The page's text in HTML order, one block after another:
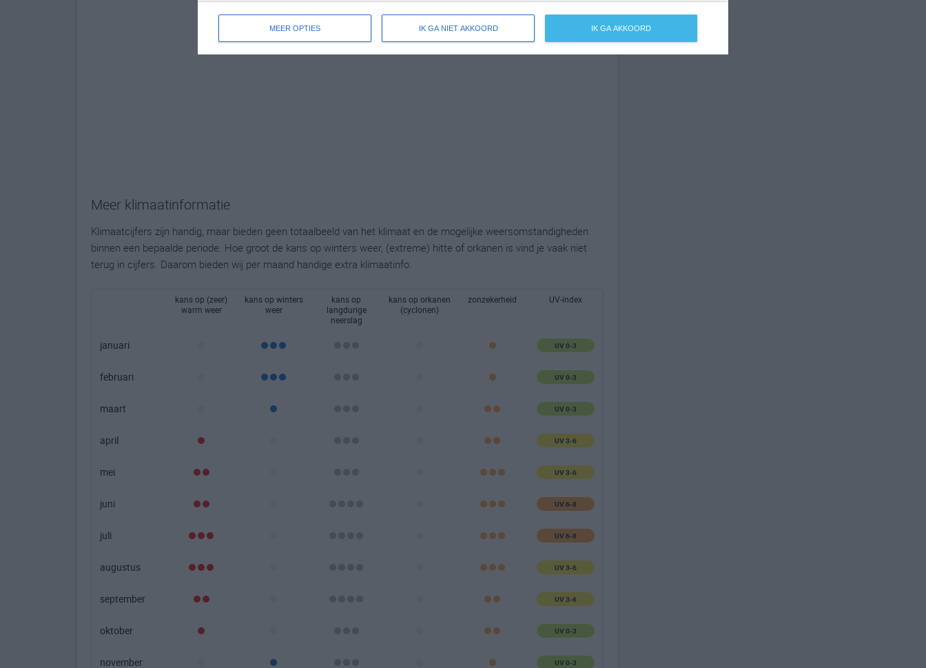
MEER OPTIES IK GA NIET AKKOORD IK GA AKKOORD
Meer klimaatinformatie
Klimaatcijfers zijn handig, maar bieden geen totaalbeeld van het klimaat en de mogelijke weersomstandigheden
binnen een bepaalde periode. Hoe groot de kans op winters weer, (extreme) hitte of orkanen is vind je vaak niet
terug in cijfers. Daarom bieden wij per maand handige extra klimaatinfo.
kans op (zeer)
warm weer
kans op winters
weer
kans op
langdurige
neerslag
kans op orkanen
(cyclonen)
zonzekerheid UV-index
januari UV 0-3
februari UV 0-3
maart UV 0-3
april UV 3-6
mei UV 3-6
juni UV 6-8
juli UV 6-8
augustus UV 3-6
september UV 3-6
oktober UV 0-3
november UV 0-3